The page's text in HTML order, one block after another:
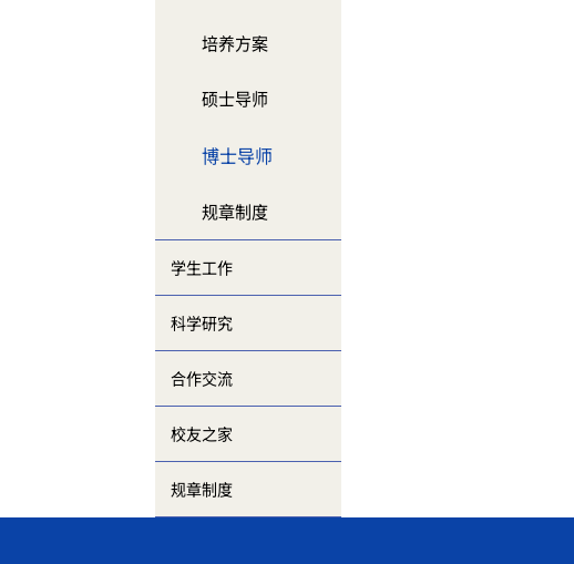
培养方案
硕士导师
博士导师
规章制度
学生工作
科学研究
合作交流
校友之家
规章制度